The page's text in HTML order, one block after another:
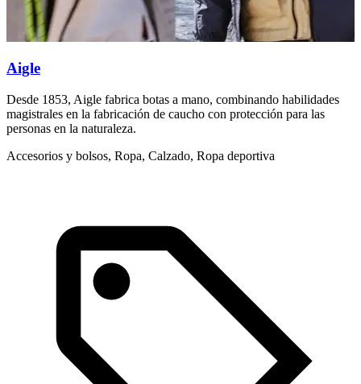
Aigle
Desde 1853, Aigle fabrica botas a mano, combinando habilidades
magistrales en la fabricación de caucho con protección para las
personas en la naturaleza.
Accesorios y bolsos, Ropa, Calzado, Ropa deportiva